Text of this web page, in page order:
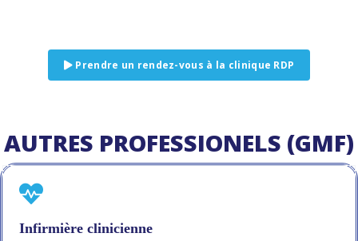
Prendre un rendez-vous à la clinique RDP
AUTRES PROFESSIONELS (GMF)
Infirmière clinicienne